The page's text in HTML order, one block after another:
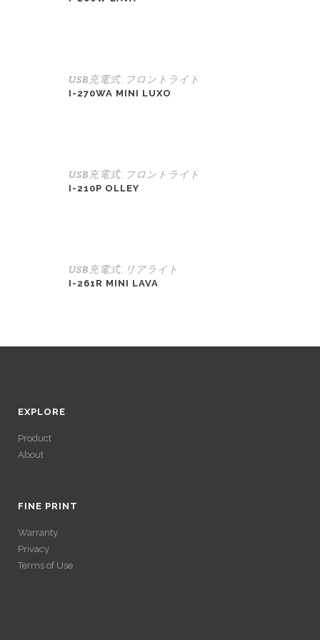
USB充電式, フロントライト
I-270WA MINI LUXO
USB充電式, フロントライト
I-210P OLLEY
USB充電式, リアライト
I-261R MINI LAVA
EXPLORE
Product
About
GAINS SANS
VÉRIFICATION
FINE PRINT
Warranty
Privacy
Terms of Use